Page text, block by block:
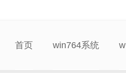
首页 win764系统